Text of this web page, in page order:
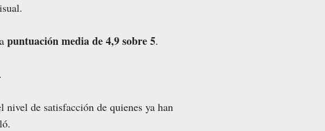
puntuación media de 4,9 sobre 5.
nivel de satisfacción de quienes ya han